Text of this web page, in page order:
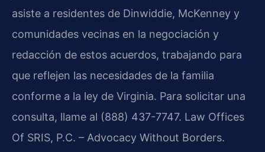
asiste a residentes de Dinwiddie, McKenney y
comunidades vecinas en la negociación y
redacción de estos acuerdos, trabajando para
que reflejen las necesidades de la familia
conforme a la ley de Virginia. Para solicitar una
consulta, llame al (888) 437-7747. Law Offices
Of SRIS, P.C. – Advocacy Without Borders.